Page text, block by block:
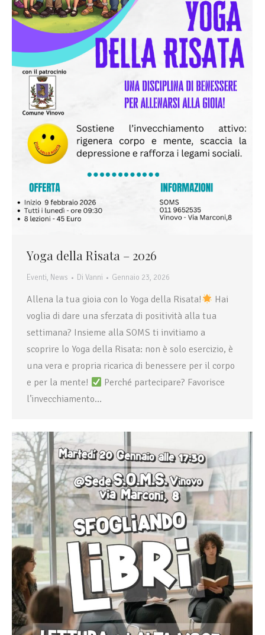
Yoga della Risata – 2026
Eventi, News Di Vanni Gennaio 23, 2026
Allena la tua gioia con lo Yoga della Risata!
Hai
voglia di dare una sferzata di positività alla tua
settimana? Insieme alla SOMS ti invitiamo a
scoprire lo Yoga della Risata: non è solo esercizio, è
una vera e propria ricarica di benessere per il corpo
e per la mente!
Perché partecipare? Favorisce
l’invecchiamento…